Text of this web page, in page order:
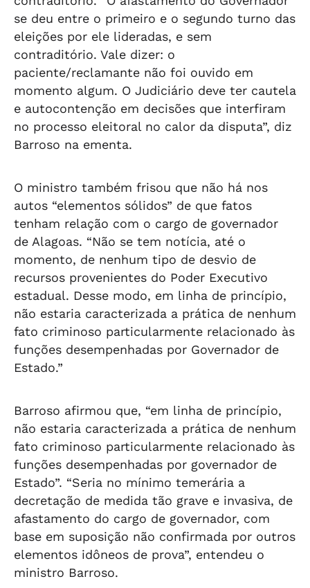
se deu entre o primeiro e o segundo turno das
eleições por ele lideradas, e sem
contraditório. Vale dizer: o
paciente/reclamante não foi ouvido em
momento algum. O Judiciário deve ter cautela
e autocontenção em decisões que interfiram
no processo eleitoral no calor da disputa”, diz
Barroso na ementa.
O ministro também frisou que não há nos
autos “elementos sólidos” de que fatos
tenham relação com o cargo de governador
de Alagoas. “Não se tem notícia, até o
momento, de nenhum tipo de desvio de
recursos provenientes do Poder Executivo
estadual. Desse modo, em linha de princípio,
não estaria caracterizada a prática de nenhum
fato criminoso particularmente relacionado às
funções desempenhadas por Governador de
Estado.”
Barroso afirmou que, “em linha de princípio,
não estaria caracterizada a prática de nenhum
fato criminoso particularmente relacionado às
funções desempenhadas por governador de
Estado”. “Seria no mínimo temerária a
decretação de medida tão grave e invasiva, de
afastamento do cargo de governador, com
base em suposição não confirmada por outros
elementos idôneos de prova”, entendeu o
ministro Barroso.